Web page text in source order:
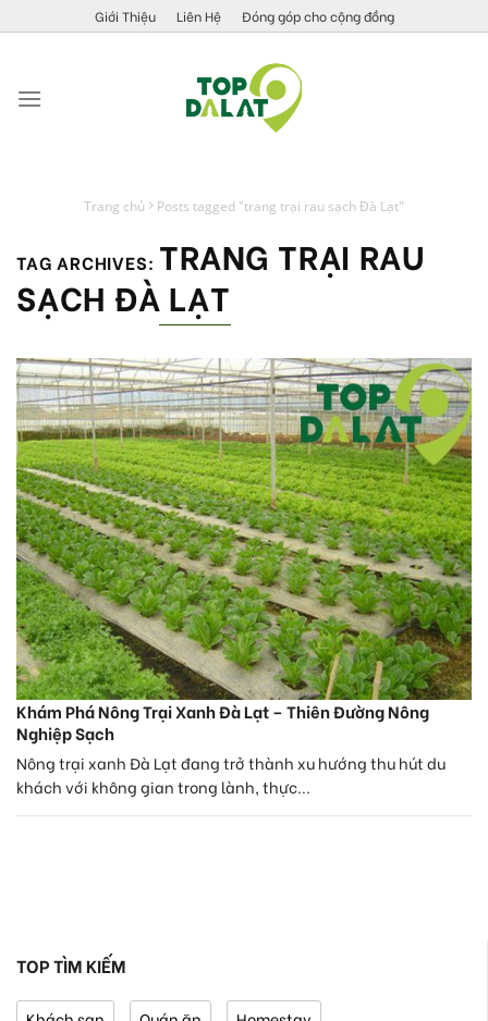
to
Giới Thiệu Liên Hệ Đóng góp cho cộng đồng
Trang chủ Posts tagged "trang trại rau sạch Đà Lạt"
TAG ARCHIVES: TRANG TRẠI RAU
SẠCH ĐÀ LẠT
Khám Phá Nông Trại Xanh Đà Lạt – Thiên Đường Nông
Nghiệp Sạch
Nông trại xanh Đà Lạt đang trở thành xu hướng thu hút du
khách với không gian trong lành, thực...
TOP TÌM KIẾM